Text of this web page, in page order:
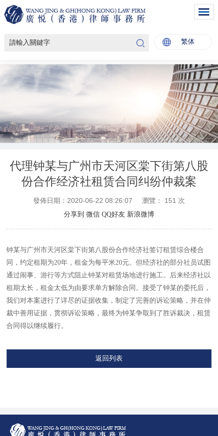
繁体
代理钟某与广州市天河区棠下街第八股
份合作经济社租赁合同纠纷仲裁案
發佈日期：2020-06-22 08:26:07 瀏覽： 151 次
分享到 微信 QQ好友 新浪微博
钟某与广州市天河区棠下街第八股份合作经济社签订租赁综合楼合
同，约定租期为20年，租金为每平米20元。但经济社的部分社员试图
通过闹事、游行等方式阻止钟某对租赁场地进行施工。后来经济社以
租期太长，租金太低为由要求单方解除合同。接受了钟某的委托后，
我们对本案进行了详尽的证据收集，制定了完善的诉讼策略，并在仲
裁中善用证据，贯彻诉讼策略，最终为钟某争取到了胜诉裁决，租赁
合同得以继续履行。
返回列表